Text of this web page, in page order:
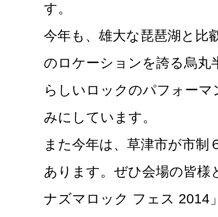
す。
今年も、雄大な琵琶湖と比
のロケーションを誇る烏丸
らしいロックのパフォー
みにしています。
また今年は、草津市が市制
あります。ぜひ会場の皆様
ナズマロック フェス 2014